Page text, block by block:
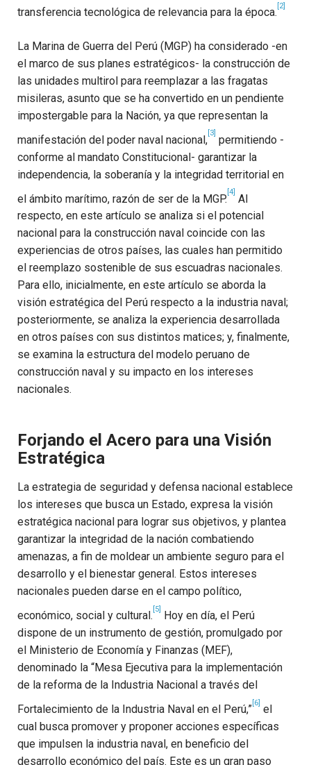
transferencia tecnológica de relevancia para la época.
[2]
La Marina de Guerra del Perú (MGP) ha considerado -en
el marco de sus planes estratégicos- la construcción de
las unidades multirol para reemplazar a las fragatas
misileras, asunto que se ha convertido en un pendiente
impostergable para la Nación, ya que representan la
manifestación del poder naval nacional,
[3]
permitiendo -
conforme al mandato Constitucional- garantizar la
independencia, la soberanía y la integridad territorial en
el ámbito marítimo, razón de ser de la MGP.
[4]
Al
respecto, en este artículo se analiza si el potencial
nacional para la construcción naval coincide con las
experiencias de otros países, las cuales han permitido
el reemplazo sostenible de sus escuadras nacionales.
Para ello, inicialmente, en este artículo se aborda la
visión estratégica del Perú respecto a la industria naval;
posteriormente, se analiza la experiencia desarrollada
en otros países con sus distintos matices; y, finalmente,
se examina la estructura del modelo peruano de
construcción naval y su impacto en los intereses
nacionales.
Forjando el Acero para una Visión
Estratégica
La estrategia de seguridad y defensa nacional establece
los intereses que busca un Estado, expresa la visión
estratégica nacional para lograr sus objetivos, y plantea
garantizar la integridad de la nación combatiendo
amenazas, a fin de moldear un ambiente seguro para el
desarrollo y el bienestar general. Estos intereses
nacionales pueden darse en el campo político,
económico, social y cultural.
[5]
Hoy en día, el Perú
dispone de un instrumento de gestión, promulgado por
el Ministerio de Economía y Finanzas (MEF),
denominado la “Mesa Ejecutiva para la implementación
de la reforma de la Industria Nacional a través del
Fortalecimiento de la Industria Naval en el Perú,”
[6]
el
cual busca promover y proponer acciones específicas
que impulsen la industria naval, en beneficio del
desarrollo económico del país. Este es un gran paso